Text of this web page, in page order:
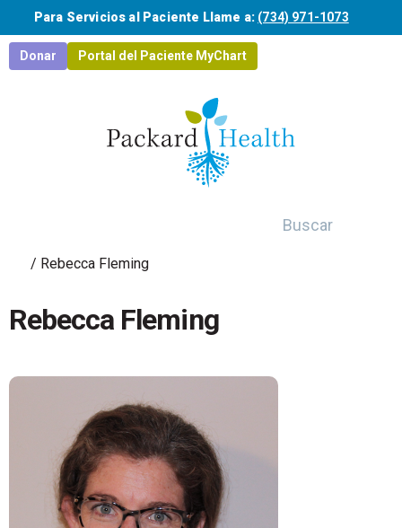
Saltar al contenido principal
Para Servicios al Paciente Llame a: (734) 971-1073
Donar Portal del Paciente MyChart
/ Rebecca Fleming
Rebecca Fleming